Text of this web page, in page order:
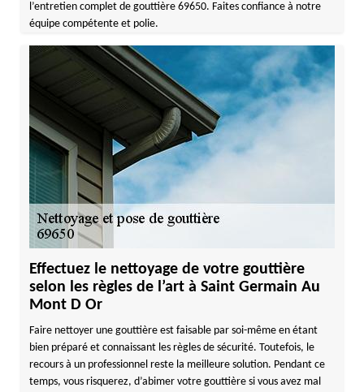
l’entretien complet de gouttière 69650. Faites confiance à notre
équipe compétente et polie.
Effectuez le nettoyage de votre gouttière
selon les règles de l’art à Saint Germain Au
Mont D Or
Faire nettoyer une gouttière est faisable par soi-même en étant
bien préparé et connaissant les règles de sécurité. Toutefois, le
recours à un professionnel reste la meilleure solution. Pendant ce
temps, vous risquerez, d’abimer votre gouttière si vous avez mal